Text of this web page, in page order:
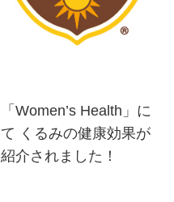
「Women’s Health」に
て くるみの健康効果が
紹介されました！